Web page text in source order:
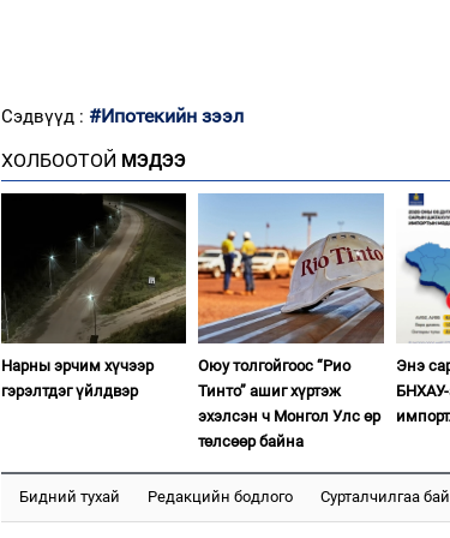
Сэдвүүд : #Ипотекийн зээл
ХОЛБООТОЙ МЭДЭЭ
Нарны эрчим хүчээр
гэрэлтдэг үйлдвэр
Оюу толгойгоос “Рио
Тинто” ашиг хүртэж
эхэлсэн ч Монгол Улс өр
төлсөөр байна
Энэ
БНХАУ-
Бидний тухай Редакцийн бодлого Сурталчилгаа